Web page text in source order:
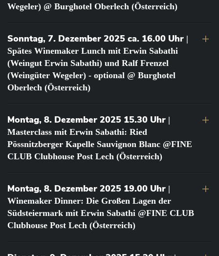
Wegeler) @ Burghotel Oberlech (Österreich)
Sonntag, 7. Dezember 2025 ca. 16.00 Uhr |
Spätes Winemaker Lunch mit Erwin Sabathi
(Weingut Erwin Sabathi) und Ralf Frenzel
(Weingüter Wegeler) - optional @ Burghotel
Oberlech (Österreich)
Montag, 8. Dezember 2025 15.30 Uhr |
Masterclass mit Erwin Sabathi: Ried
Pössnitzberger Kapelle Sauvignon Blanc @FINE
CLUB Clubhouse Post Lech (Österreich)
Montag, 8. Dezember 2025 19.00 Uhr |
Winemaker Dinner: Die Großen Lagen der
Südsteiermark mit Erwin Sabathi @FINE CLUB
Clubhouse Post Lech (Österreich)